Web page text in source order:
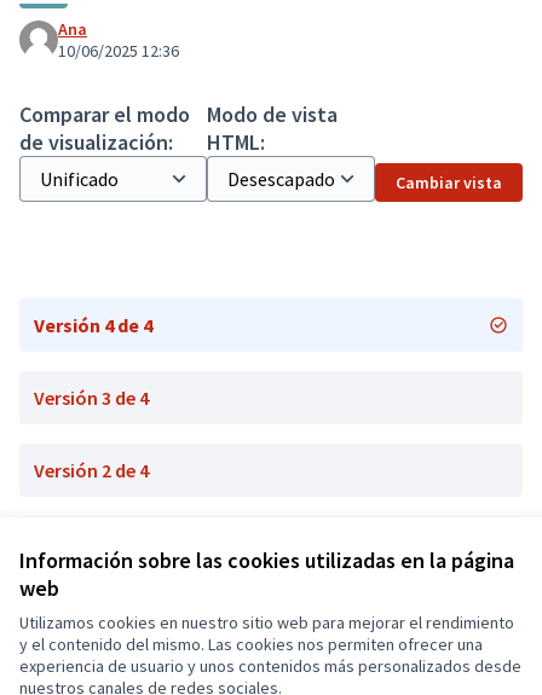
Información sobre las cookies utilizadas en la página
web
Utilizamos cookies en nuestro sitio web para mejorar el rendimiento
y el contenido del mismo. Las cookies nos permiten ofrecer una
experiencia de usuario y unos contenidos más personalizados desde
nuestros canales de redes sociales.
Ana
10/06/2025 12:36
Comparar el modo
de visualización:
Modo de vista
HTML:
Cambiar vista
Versión 4 de 4
Versión 3 de 4
Versión 2 de 4
Términos y condiciones de uso
Configuración de cookies
Castellano
Triar la llenguaElegir el idioma